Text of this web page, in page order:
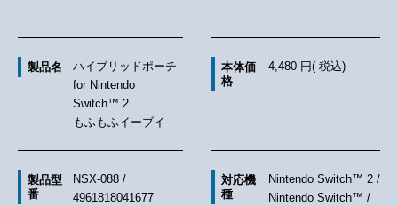
製品名
ハイブリッドポーチ
for Nintendo
Switch™ 2
もふもふイーブイ
本体価
格
4,480 円( 税込)
製品型
番
NSX-088 /
4961818041677
対応機
種
Nintendo Switch™ 2 /
Nintendo Switch™ /